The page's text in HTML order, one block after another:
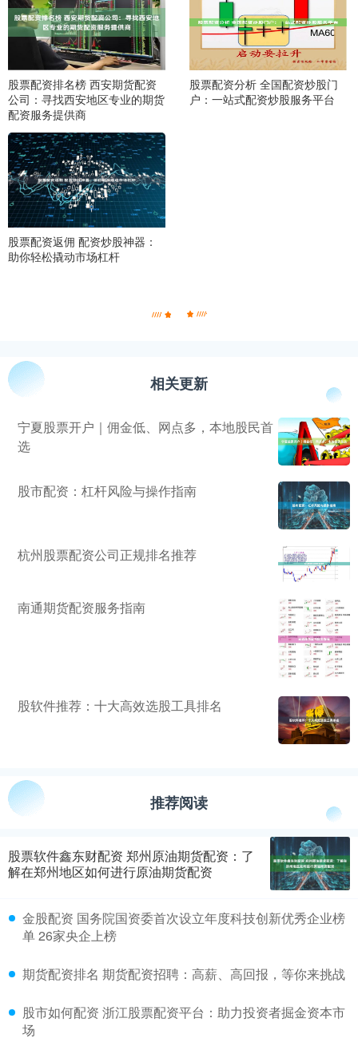
股票配资排名榜 西安期货配资
公司：寻找西安地区专业的期货
配资服务提供商
股票配资分析 全国配资炒股门
户：一站式配资炒股服务平台
股票配资返佣 配资炒股神器：
助你轻松撬动市场杠杆
相关更新
宁夏股票开户｜佣金低、网点多，本地股民首
选
股市配资：杠杆风险与操作指南
杭州股票配资公司正规排名推荐
南通期货配资服务指南
股软件推荐：十大高效选股工具排名
推荐阅读
股票软件鑫东财配资 郑州原油期货配资：了
解在郑州地区如何进行原油期货配资
金股配资 国务院国资委首次设立年度科技创新优秀企业榜
单 26家央企上榜
期货配资排名 期货配资招聘：高薪、高回报，等你来挑战
股市如何配资 浙江股票配资平台：助力投资者掘金资本市
场